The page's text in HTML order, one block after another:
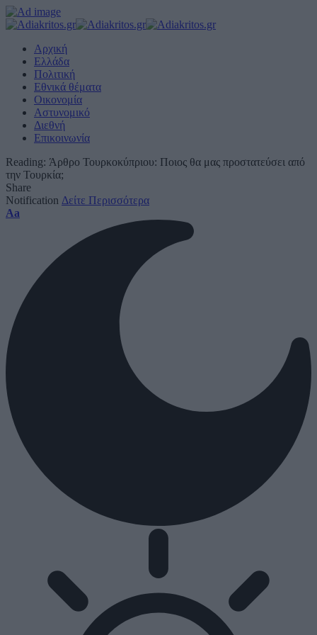
Αρχική
Ελλάδα
Πολιτική
Εθνικά θέματα
Οικονομία
Αστυνομικό
Διεθνή
Επικοινωνία
Reading: Άρθρο Τουρκοκύπριου: Ποιος θα μας προστατεύσει από
την Τουρκία;
Share
Notification Δείτε Περισσότερα
Font
Aa